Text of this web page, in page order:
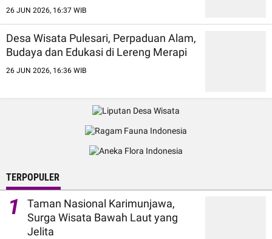
26 JUN 2026, 16:37 WIB
Desa Wisata Pulesari, Perpaduan Alam,
Budaya dan Edukasi di Lereng Merapi
26 JUN 2026, 16:36 WIB
TERPOPULER
1
Taman Nasional Karimunjawa,
Surga Wisata Bawah Laut yang
Jelita